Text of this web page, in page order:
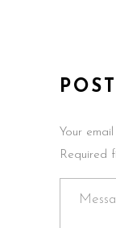
Your
Required